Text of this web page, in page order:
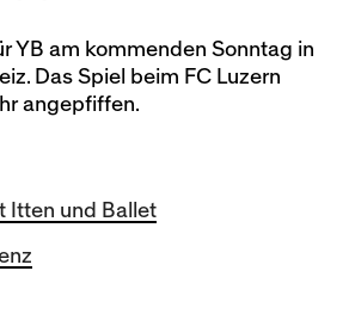
YB am kommenden Sonntag in
Das Spiel beim FC Luzern
angepfiffen.
Itten und Ballet